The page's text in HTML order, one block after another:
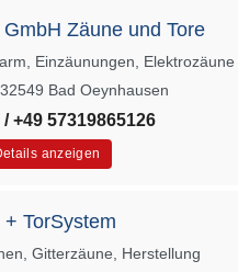
Zäune und Tore
Einzäunungen, Elektrozäune
Bad Oeynhausen
+49 57319865126
anzeigen
TorSystem
Gitterzäune, Herstellung